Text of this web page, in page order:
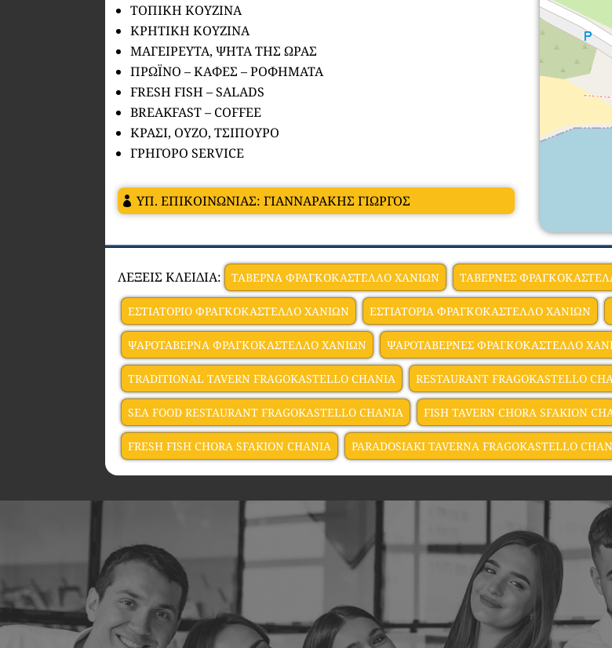
ΤΟΠΙΚΗ ΚΟΥΖΙΝΑ
ΚΡΗΤΙΚΗ ΚΟΥΖΙΝΑ
ΜΑΓΕΙΡΕΥΤΑ, ΨΗΤΑ ΤΗΣ ΩΡΑΣ
ΠΡΩΪΝΟ – ΚΑΦΕΣ – ΡΟΦΗΜΑΤΑ
FRESH FISH – SALADS
BREAKFAST – COFFEE
ΚΡΑΣΙ, ΟΥΖΟ, ΤΣΙΠΟΥΡΟ
ΓΡΗΓΟΡΟ SERVICE
ΥΠ. ΕΠΙΚΟΙΝΩΝΙΑΣ: ΓΙΑΝΝΑΡΑΚΗΣ ΓΙΩΡΓΟΣ
ΛΕΞΕΙΣ ΚΛΕΙΔΙΑ: ΤΑΒΕΡΝA ΦΡΑΓΚΟΚΑΣΤΕΛΛΟ ΧΑΝΙΩΝ ΤΑΒΕΡΝΕΣ
ΕΣΤΙΑΤΟΡΙΟ ΦΡΑΓΚΟΚΑΣΤΕΛΛΟ ΧΑΝΙΩΝ ΕΣΤΙΑΤΟΡΙA ΦΡΑΓΚΟΚΑΣΤΕΛΛΟ ΧΑΝΙΩΝ
ΨΑΡΟΤΑΒΕΡΝΑ ΦΡΑΓΚΟΚΑΣΤΕΛΛΟ ΧΑΝΙΩΝ ΨΑΡΟΤΑΒΕΡΝΕΣ ΦΡΑΓΚΟΚΑΣΤΕΛΛΟ
TRADITIONAL TAVERN FRAGOKASTELLO CHANIA RESTAURANT FRAGOKASTELLO
SEA FOOD RESTAURANT FRAGOKASTELLO CHANIA FISH TAVERN CHORA SFAKION
FRESH FISH CHORA SFAKION CHANIA PARADOSIAKI TAVERNA FRAGOKASTELLO